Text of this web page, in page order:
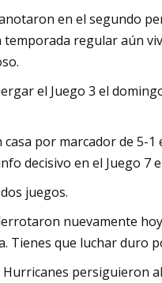
en el segundo
regular aún
el Juego 3 el
por marcador de 5-
decisivo en el Juego 7
juegos.
nuevamente
Tienes que luchar duro
persiguieron